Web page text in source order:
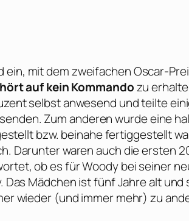
ein, mit dem zweifachenOscar-
auf kein Kommandozu
selbst anwesend und teilte
Zum anderen wurde eine
bzw. beinahe fertiggestellt
Darunter waren auch die ersten
ob es für Woody bei seiner
Mädchen ist fünf Jahre alt und
wieder (und immer mehr) zu